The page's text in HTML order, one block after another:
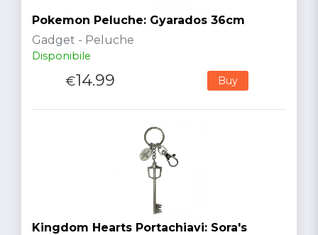
Pokemon Peluche: Gyarados 36cm
Gadget - Peluche
Disponibile
€14.99 Buy
Kingdom Hearts Portachiavi: Sora's